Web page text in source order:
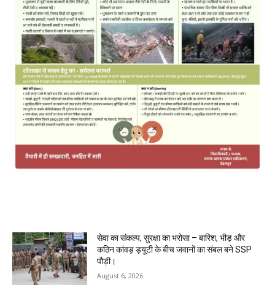
सेवा का संकल्प, सुरक्षा का भरोसा – बारिश, भीड़ और
कठिन कांवड़ ड्यूटी के बीच जवानों का संबल बने SSP
पौड़ी।
August 6, 2026